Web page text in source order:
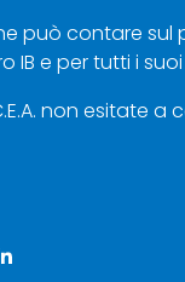
può contare sul
IB e per tutti i
non esitate a